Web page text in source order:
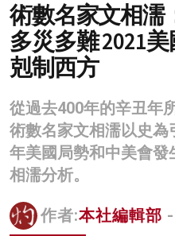
健康
商業
科技
影片
名家榜
灼見活動
關於我們
術數名家文相濡
多災多難 2021
剋制西方
從過去400年的辛丑年
術數名家文相濡以史
年美國局勢和中美會
相濡分析。
作者:本社編輯部